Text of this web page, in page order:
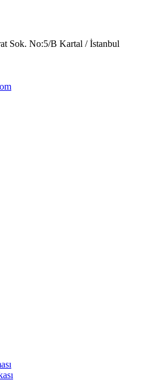
Sok. No:5/B Kartal / İstanbul